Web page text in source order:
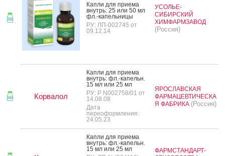
Кап­ли для при­ема
внутрь: 25 или 50 мл
фл.-ка­пель­ни­цы
РУ: ЛП-002745 от
09.12.14
УСОЛЬЕ-
СИБИРСКИЙ
ХИМФАРМЗАВОД
(Россия)
Корвалол
Кап­ли для при­ема
внутрь: фл.-ка­пельн.
15 мл или 25 мл
РУ: Р N002758/01 от
14.08.08
Дата
переоформления:
24.05.23
ЯРОСЛАВСКАЯ
ФАРМАЦЕВТИЧЕСКА
Я ФАБРИКА (Россия)
Кап­ли для при­ема
внутрь: фл.-ка­пельн.
15 мл или 25 мл
ФАРМСТАНДАРТ-